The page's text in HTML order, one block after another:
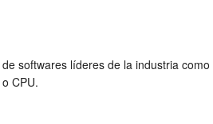
softwares líderes de la industria
CPU.